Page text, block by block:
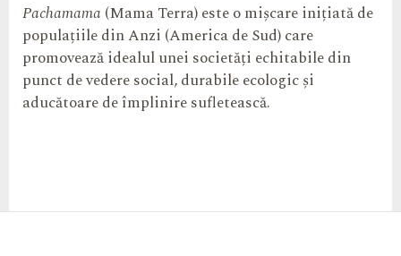
Pachamama (Mama Terra) este o mișcare inițiată de
populațiile din Anzi (America de Sud) care
promovează idealul unei societăți echitabile din
punct de vedere social, durabile ecologic și
aducătoare de împlinire sufletească.